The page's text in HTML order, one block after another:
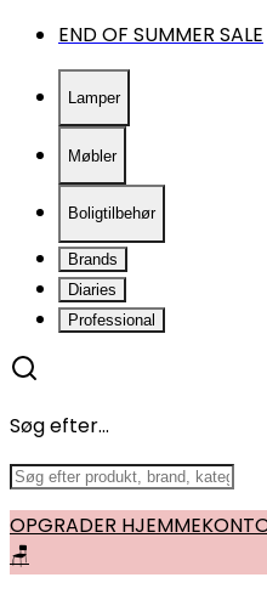
END OF SUMMER SALE
Lamper
Møbler
Boligtilbehør
Brands
Diaries
Professional
Søg efter...
OPGRADER
🪑